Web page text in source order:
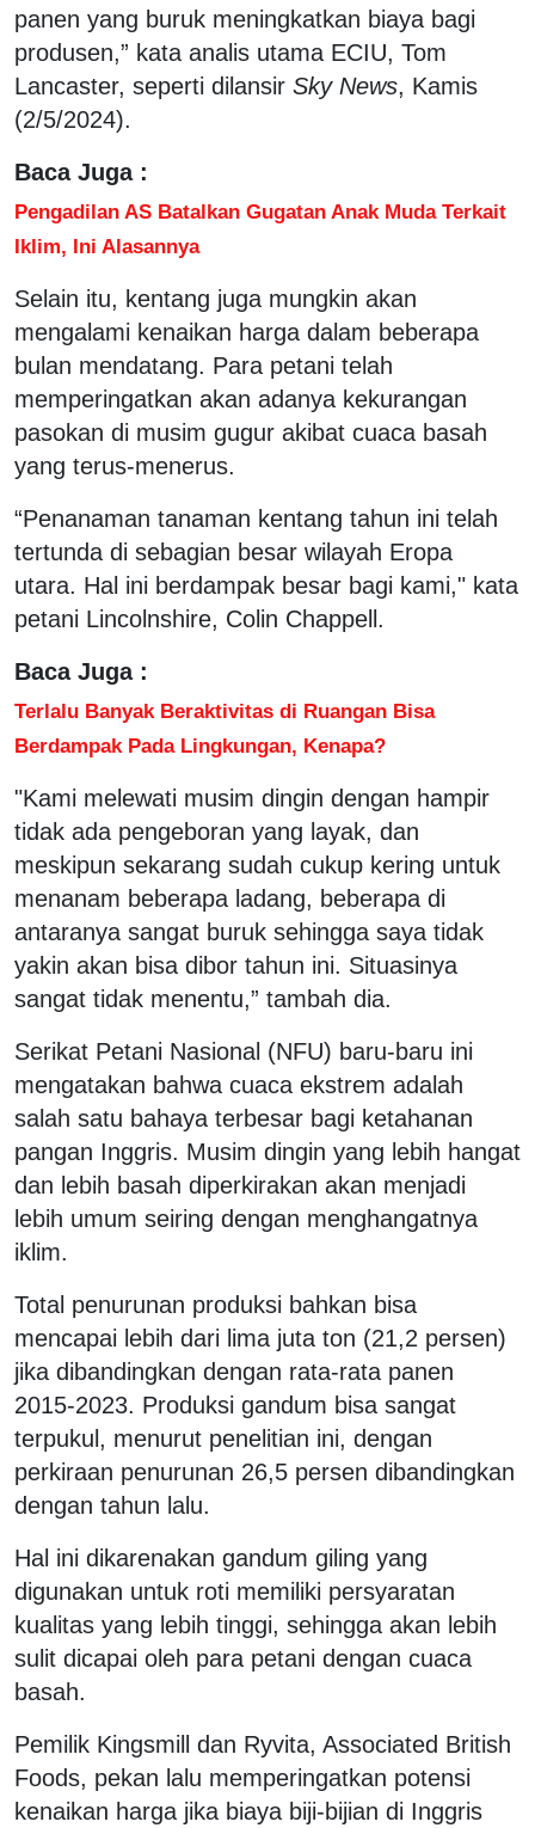
panen yang buruk meningkatkan biaya bagi
produsen,” kata analis utama ECIU, Tom
Lancaster, seperti dilansir Sky News, Kamis
(2/5/2024).
Baca Juga :
Pengadilan AS Batalkan Gugatan Anak Muda Terkait
Iklim, Ini Alasannya
Selain itu, kentang juga mungkin akan
mengalami kenaikan harga dalam beberapa
bulan mendatang. Para petani telah
memperingatkan akan adanya kekurangan
pasokan di musim gugur akibat cuaca basah
yang terus-menerus.
“Penanaman tanaman kentang tahun ini telah
tertunda di sebagian besar wilayah Eropa
utara. Hal ini berdampak besar bagi kami," kata
petani Lincolnshire, Colin Chappell.
Baca Juga :
Terlalu Banyak Beraktivitas di Ruangan Bisa
Berdampak Pada Lingkungan, Kenapa?
"Kami melewati musim dingin dengan hampir
tidak ada pengeboran yang layak, dan
meskipun sekarang sudah cukup kering untuk
menanam beberapa ladang, beberapa di
antaranya sangat buruk sehingga saya tidak
yakin akan bisa dibor tahun ini. Situasinya
sangat tidak menentu,” tambah dia.
Serikat Petani Nasional (NFU) baru-baru ini
mengatakan bahwa cuaca ekstrem adalah
salah satu bahaya terbesar bagi ketahanan
pangan Inggris. Musim dingin yang lebih hangat
dan lebih basah diperkirakan akan menjadi
lebih umum seiring dengan menghangatnya
iklim.
Total penurunan produksi bahkan bisa
mencapai lebih dari lima juta ton (21,2 persen)
jika dibandingkan dengan rata-rata panen
2015-2023. Produksi gandum bisa sangat
terpukul, menurut penelitian ini, dengan
perkiraan penurunan 26,5 persen dibandingkan
dengan tahun lalu.
Hal ini dikarenakan gandum giling yang
digunakan untuk roti memiliki persyaratan
kualitas yang lebih tinggi, sehingga akan lebih
sulit dicapai oleh para petani dengan cuaca
basah.
Pemilik Kingsmill dan Ryvita, Associated British
Foods, pekan lalu memperingatkan potensi
kenaikan harga jika biaya biji-bijian di Inggris